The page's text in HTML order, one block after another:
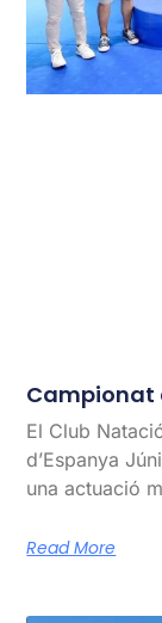
Campionat
El Club
d’Espanya
una actuació
Read More